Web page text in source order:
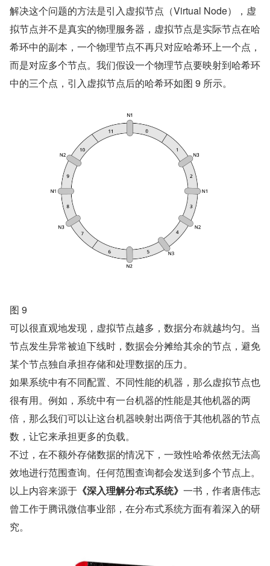
解决这个问题的方法是引入虚拟节点（Virtual Node），虚
拟节点并不是真实的物理服务器，虚拟节点是实际节点在哈
希环中的副本，一个物理节点不再只对应哈希环上一个点，
而是对应多个节点。我们假设一个物理节点要映射到哈希环
中的三个点，引入虚拟节点后的哈希环如图 9 所示。
图 9
可以很直观地发现，虚拟节点越多，数据分布就越均匀。当
节点发生异常被迫下线时，数据会分摊给其余的节点，避免
某个节点独自承担存储和处理数据的压力。
如果系统中有不同配置、不同性能的机器，那么虚拟节点也
很有用。例如，系统中有一台机器的性能是其他机器的两
倍，那么我们可以让这台机器映射出两倍于其他机器的节点
数，让它来承担更多的负载。
不过，在不额外存储数据的情况下，一致性哈希依然无法高
效地进行范围查询。任何范围查询都会发送到多个节点上。
以上内容来源于 《深入理解分布式系统》 一书，作者唐伟志
曾工作于腾讯微信事业部，在分布式系统方面有着深入的研
究。